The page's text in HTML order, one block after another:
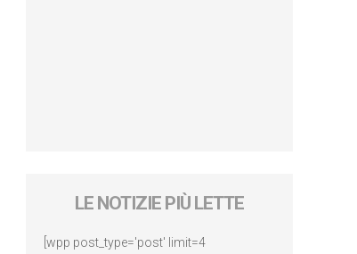
LE NOTIZIE PIÙ LETTE
[wpp post_type='post' limit=4